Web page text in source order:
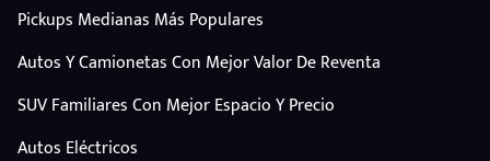
Pickups Medianas Más Populares
Autos Y Camionetas Con Mejor Valor De Reventa
SUV Familiares Con Mejor Espacio Y Precio
Autos Eléctricos